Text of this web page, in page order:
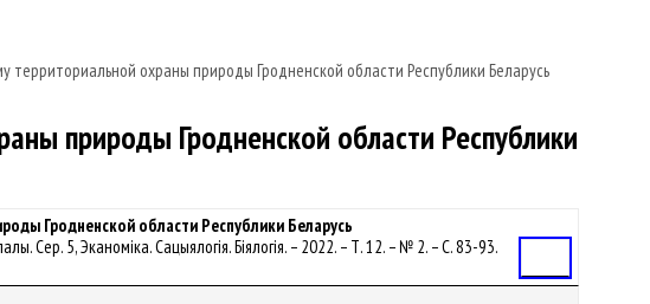
территориальной охраны природы Гродненской области Республики Беларусь
природы Гродненской области Республики
Гродненской области Республики Беларусь
Сер. 5, Эканоміка. Сацыялогія. Біялогія. – 2022. – Т. 12. – № 2. – С. 83-93.